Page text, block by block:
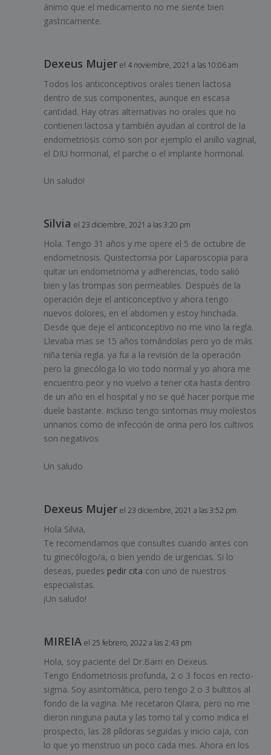
ánimo que el medicamento no me siente bien
gastricamente.
Dexeus Mujer el 4 noviembre, 2021 a las 10:06 am
Todos los anticonceptivos orales tienen lactosa
dentro de sus componentes, aunque en escasa
cantidad. Hay otras alternativas no orales que no
contienen lactosa y también ayudan al control de la
endometriosis como son por ejemplo el anillo vaginal,
el DIU hormonal, el parche o el implante hormonal.
Un saludo!
Silvia el 23 diciembre, 2021 a las 3:20 pm
Hola. Tengo 31 años y me opere el 5 de octubre de
endometriosis. Quistectomia por Laparoscopia para
quitar un endometrioma y adherencias, todo salió
bien y las trompas son permeables. Después de la
operación deje el anticonceptivo y ahora tengo
nuevos dolores, en el abdomen y estoy hinchada.
Desde que deje el anticonceptivo no me vino la regla.
Llevaba mas se 15 años tomándolas pero yo de más
niña tenía regla. ya fui a la revisión de la operación
pero la ginecóloga lo vio todo normal y yo ahora me
encuentro peor y no vuelvo a tener cita hasta dentro
de un año en el hospital y no se qué hacer porque me
duele bastante. Incluso tengo sintomas muy molestos
urinarios como de infección de orina pero los cultivos
son negativos
Un saludo
Dexeus Mujer el 23 diciembre, 2021 a las 3:52 pm
Hola Silvia,
Te recomendamos que consultes cuando antes con
tu ginecólogo/a, o bien yendo de urgencias. Si lo
deseas, puedes pedir cita con uno de nuestros
especialistas.
¡Un saludo!
MIREIA el 25 febrero, 2022 a las 2:43 pm
Hola, soy paciente del Dr.Barri en Dexeus.
Tengo Endometriosis profunda, 2 o 3 focos en recto-
sigma. Soy asintomática, pero tengo 2 o 3 bultitos al
fondo de la vagina. Me recetaron Qlaira, pero no me
dieron ninguna pauta y las tomo tal y como indica el
prospecto, las 28 píldoras seguidas y inicio caja, con
lo que yo menstruo un poco cada mes. Ahora en los